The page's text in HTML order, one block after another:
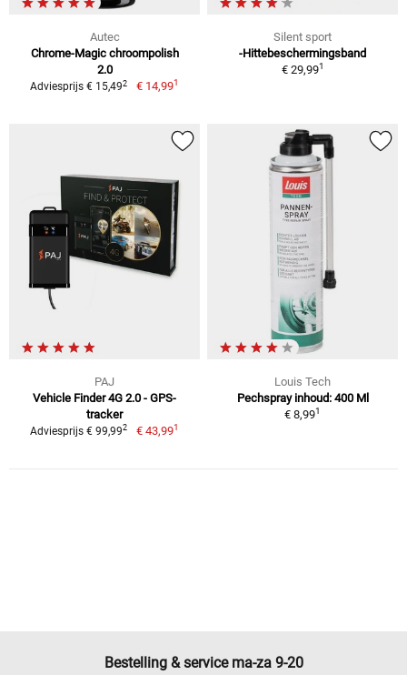
Autec
Chrome-Magic chroompolish
2.0
Adviesprijs € 15,492 € 14,991
Silent sport
-Hittebeschermingsband
€ 29,991
PAJ
Vehicle Finder 4G 2.0 - GPS-
tracker
Adviesprijs € 99,992 € 43,991
Louis Tech
Pechspray inhoud: 400 Ml
€ 8,991
Bestelling & service ma-za 9-20